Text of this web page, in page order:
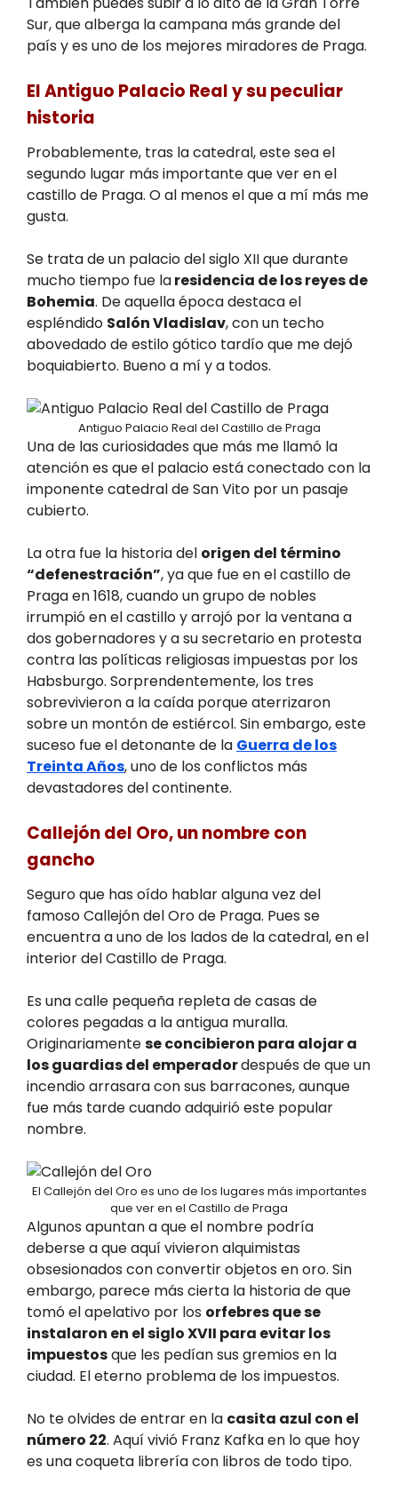
Sur, que alberga la campana más grande del
país y es uno de los mejores miradores de Praga.
ElAntiguo Palacio Real y su peculiar
historia
Probablemente, tras la catedral, este sea el
segundo lugar más importante que ver en el
castillo de Praga. O al menos el que a mí más me
gusta.
Se trata de un palacio del siglo XII que durante
mucho tiempo fue laresidencia de los reyes de
Bohemia. De aquella época destaca el
espléndido Salón Vladislav, con un techo
abovedado de estilo gótico tardío que me dejó
boquiabierto. Bueno a mí y a todos.
Antiguo Palacio Real del Castillo de Praga
Una de las curiosidades que más me llamó la
atención es que el palacio está conectado con la
imponente catedral de San Vito por un pasaje
cubierto.
La otra fue la historia del origen del término
“defenestración”, ya que fue en el castillo de
Praga en 1618, cuando un grupo de nobles
irrumpió en el castillo y arrojó por la ventana a
dos gobernadores y a su secretario en protesta
contra las políticas religiosas impuestas por los
Habsburgo. Sorprendentemente, los tres
sobrevivieron a la caída porque aterrizaron
sobre un montón de estiércol. Sin embargo, este
suceso fue el detonante de la Guerra de los
Treinta Años, uno de los conflictos más
devastadores del continente.
Callejón del Oro, un nombre con
gancho
Seguro que has oído hablar alguna vez del
famoso Callejón del Oro de Praga. Pues se
encuentra a uno de los lados de la catedral, en el
interior del Castillo de Praga.
Es una calle pequeña repleta de casas de
colores pegadas a la antigua muralla.
Originariamentese concibieron para alojar a
los guardias del emperadordespués de que un
incendio arrasara con sus barracones, aunque
fue más tarde cuando adquirió este popular
nombre.
El Callejón del Oro es uno de los lugares más importantes
que ver en el Castillo de Praga
Algunos apuntan a que el nombre podría
deberse a que aquí vivieron alquimistas
obsesionados con convertir objetos en oro. Sin
embargo, parece más cierta la historia de que
tomó el apelativo por los orfebres que se
instalaron en el siglo XVII para evitar los
impuestosque les pedían sus gremios en la
ciudad. El eterno problema de los impuestos.
No te olvides de entrar en la casita azul con el
número 22. Aquí vivió Franz Kafka en lo que hoy
es una coqueta librería con libros de todo tipo.